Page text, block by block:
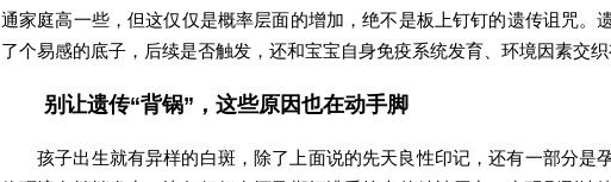
通家庭高一些，但这仅仅是概率层面的增加，绝不是板上钉钉的遗传诅咒。
了个易感的底子，后续是否触发，还和宝宝自身免疫系统发育、环境因素交
别让遗传“背锅”，这些原因也在动手脚
孩子出生就有异样的白斑，除了上面说的先天良性印记，还有一部分是